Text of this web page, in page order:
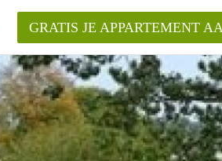
GRATIS JE APPARTEMENT